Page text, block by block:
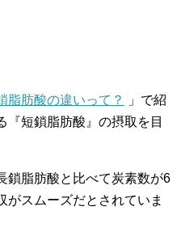
脂肪酸の違いって？
」で紹
『短鎖脂肪酸』の摂取を目
鎖脂肪酸と比べて炭素数が6
がスムーズだとされていま